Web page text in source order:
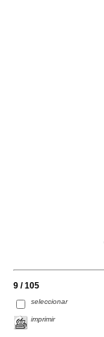
9 / 105
seleccionar
imprimir